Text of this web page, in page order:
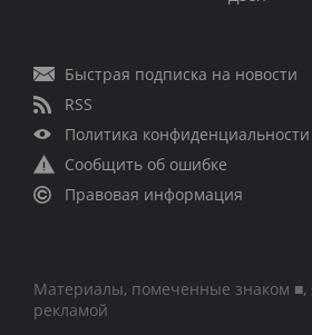
Быстрая подписка на новости
RSS
Политика конфиденциальности
Сообщить об ошибке
Правовая информация
Материалы, помеченные знаком ■,
рекламой